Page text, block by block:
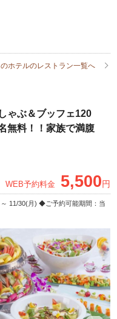
ホテルのレストラン一覧へ
ゃぶ＆ブッフェ120
無料！！家族で満腹
WEB予約料金 5,500円
11/30(月)
ご予約可能期間：当